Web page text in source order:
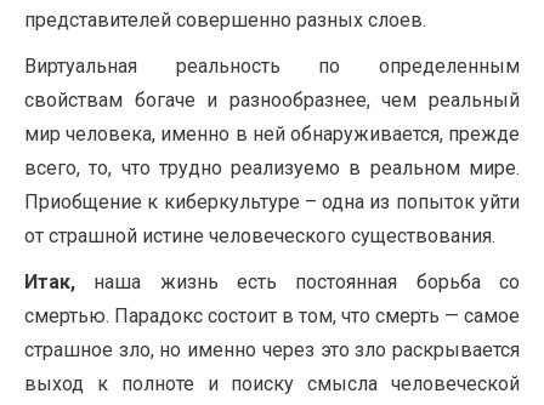
представителей совершенно разных слоев.
Виртуальная реальность по определенным
свойствам богаче и разнообразнее, чем реальный
мир человека, именно в ней обнаруживается, прежде
всего, то, что трудно реализуемо в реальном мире.
Приобщение к киберкультуре – одна из попыток уйти
от страшной истине человеческого существования.
Итак, наша жизнь есть постоянная борьба со
смертью. Парадокс состоит в том, что смерть — самое
страшное зло, но именно через это зло раскрывается
выход к полноте и поиску смысла человеческой